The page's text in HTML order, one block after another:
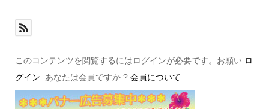
このコンテンツを閲覧するにはログインが必要です。お願い ロ
グイン . あなたは会員ですか ? 会員について